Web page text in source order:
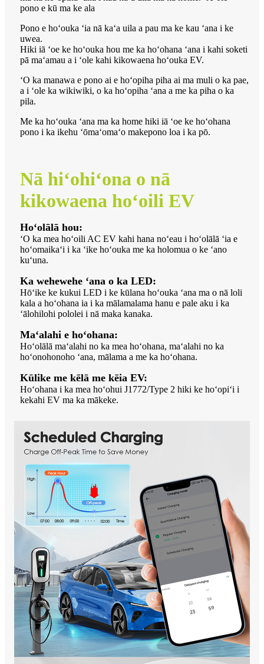
pono e kū ma ke ala
Pono e hoʻouka ʻia nā kaʻa uila a pau ma ke kau ʻana i ke
uwea.
Hiki iā ʻoe ke hoʻouka hou me ka hoʻohana ʻana i kahi soketi
pā maʻamau a i ʻole kahi kikowaena hoʻouka EV.
ʻO ka manawa e pono ai e hoʻopiha piha ai ma muli o ka pae,
a i ʻole ka wikiwiki, o ka hoʻopiha ʻana a me ka piha o ka
pila.
Me ka hoʻouka ʻana ma ka home hiki iā ʻoe ke hoʻohana
pono i ka ikehu ʻōmaʻomaʻo makepono loa i ka pō.
Nā hiʻohiʻona o nā
kikowaena hoʻoili EV
Hoʻolālā hou:
ʻO ka mea hoʻoili AC EV kahi hana noʻeau i hoʻolālā ʻia e
hoʻomaikaʻi i ka ʻike hoʻouka me ka holomua o ke ʻano
kuʻuna.
Ka wehewehe ʻana o ka LED:
Hōʻike ke kukui LED i ke kūlana hoʻouka ʻana ma o nā loli
kala a hoʻohana ia i ka mālamalama hanu e pale aku i ka
ʻālohilohi pololei i nā maka kanaka.
Maʻalahi e hoʻohana:
Hoʻolālā maʻalahi no ka mea hoʻohana, maʻalahi no ka
hoʻonohonoho ʻana, mālama a me ka hoʻohana.
Kūlike me kēlā me kēia EV:
Hoʻohana i ka mea hoʻohui J1772/Type 2 hiki ke hoʻopiʻi i
kekahi EV ma ka mākeke.